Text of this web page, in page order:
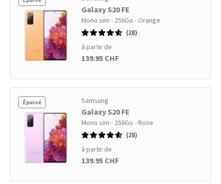
Galaxy S20 FE
Mono sim - 256Go - Orange
28
à partir de
139.95 CHF
Épuisé Samsung
Galaxy S20 FE
Mono sim - 256Go - Rose
28
à partir de
139.95 CHF